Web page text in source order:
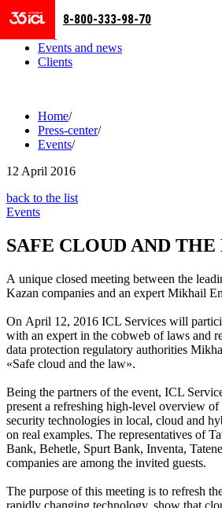
Business areas
Events and news
Clients
8-800-333-98-70
Home/
Press-center/
Events/
12 April 2016
back to the list
Events
SAFE CLOUD AND THE
A unique closed meeting between the
Kazan companies and an expert Mikhail
On April 12, 2016 ICL Services will
with an expert in the cobweb of laws and
data protection regulatory authorities
«Safe cloud and the law».
Being the partners of the event, ICL
present a refreshing high-level overview
security technologies in local, cloud and
on real examples. The representatives of
Bank, Behetle, Spurt Bank, Inventa,
companies are among the invited guests.
The purpose of this meeting is to refresh